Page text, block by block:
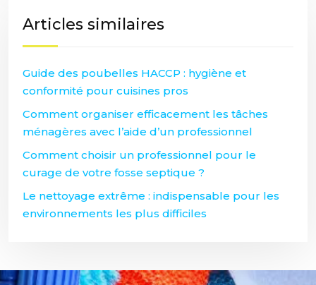
Articles similaires
Guide des poubelles HACCP : hygiène et
conformité pour cuisines pros
Comment organiser efficacement les tâches
ménagères avec l’aide d’un professionnel
Comment choisir un professionnel pour le
curage de votre fosse septique ?
Le nettoyage extrême : indispensable pour les
environnements les plus difficiles